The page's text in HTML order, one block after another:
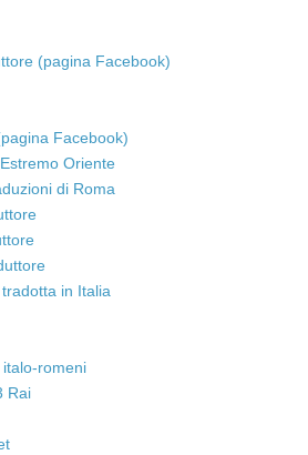
(pagina Facebook)
Facebook)
Oriente
di Roma
in Italia
romeni
Rai